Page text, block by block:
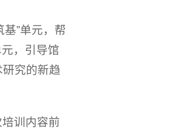
”单元，帮
，引导馆
究的新趋
训内容前